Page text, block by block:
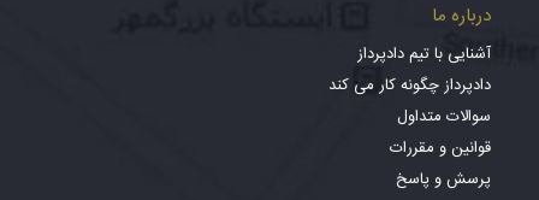
درباره ما
آشنایی با تیم دادپرداز
دادپرداز چگونه کار می کند
سوالات متداول
قوانین و مقررات
پرسش و پاسخ